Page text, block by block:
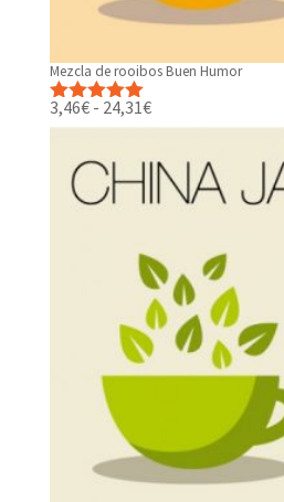
Mezcla de rooibos Buen Humor
Valorado
con5.00de
3,46€ - 24,31€Rango
de
desde
3,46€
hasta